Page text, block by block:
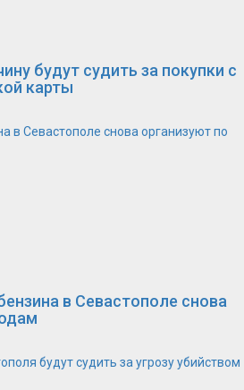
будут судить за покупки с
карты
в Севастополе снова организуют по
в Севастополе снова
будут судить за угрозу убийством